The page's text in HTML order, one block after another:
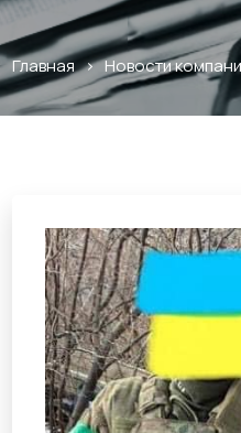
Главная>Новости